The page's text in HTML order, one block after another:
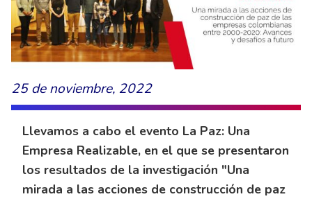
25 de noviembre, 2022
Llevamos a cabo el evento La Paz: Una
Empresa Realizable, en el que se presentaron
los resultados de la investigación "Una
mirada a las acciones de construcción de paz